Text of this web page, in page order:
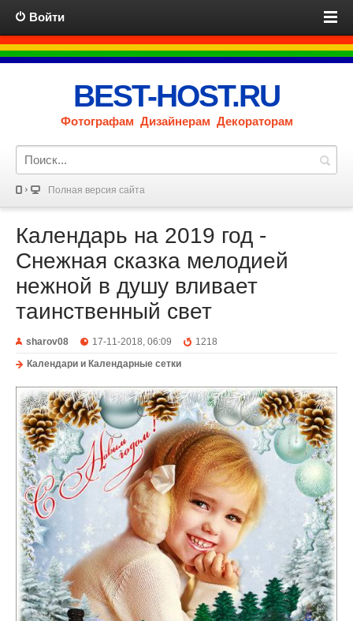
Войти
BEST-HOST.RU
Фотографам Дизайнерам Декораторам
Полная версия сайта
Календарь на 2019 год -
Снежная сказка мелодией
нежной в душу вливает
таинственный свет
sharov08 17-11-2018, 06:09
1218
Календари и Календарные сетки